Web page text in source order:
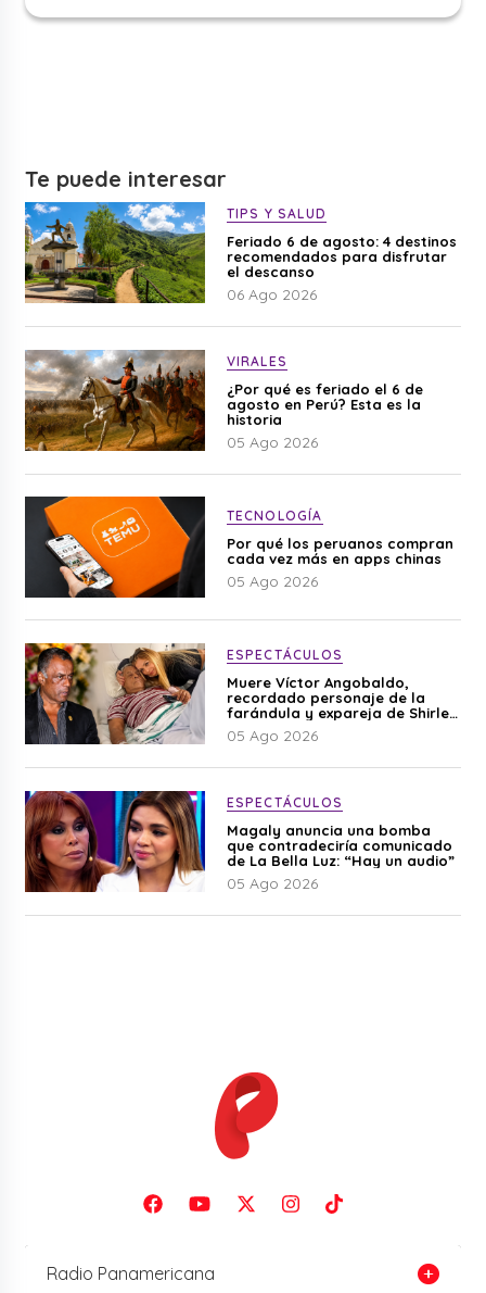
Te puede interesar
TIPS Y SALUD
Feriado 6 de agosto: 4 destinos
recomendados para disfrutar
el descanso
06 Ago 2026
VIRALES
¿Por qué es feriado el 6 de
agosto en Perú? Esta es la
historia
05 Ago 2026
TECNOLOGÍA
Por qué los peruanos compran
cada vez más en apps chinas
05 Ago 2026
ESPECTÁCULOS
Muere Víctor Angobaldo,
recordado personaje de la
farándula y expareja de Shirley
Cherres
05 Ago 2026
ESPECTÁCULOS
Magaly anuncia una bomba
que contradeciría comunicado
de La Bella Luz: “Hay un audio”
05 Ago 2026
Radio Panamericana